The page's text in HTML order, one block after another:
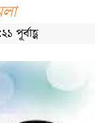
পূর্বাহ্ণ